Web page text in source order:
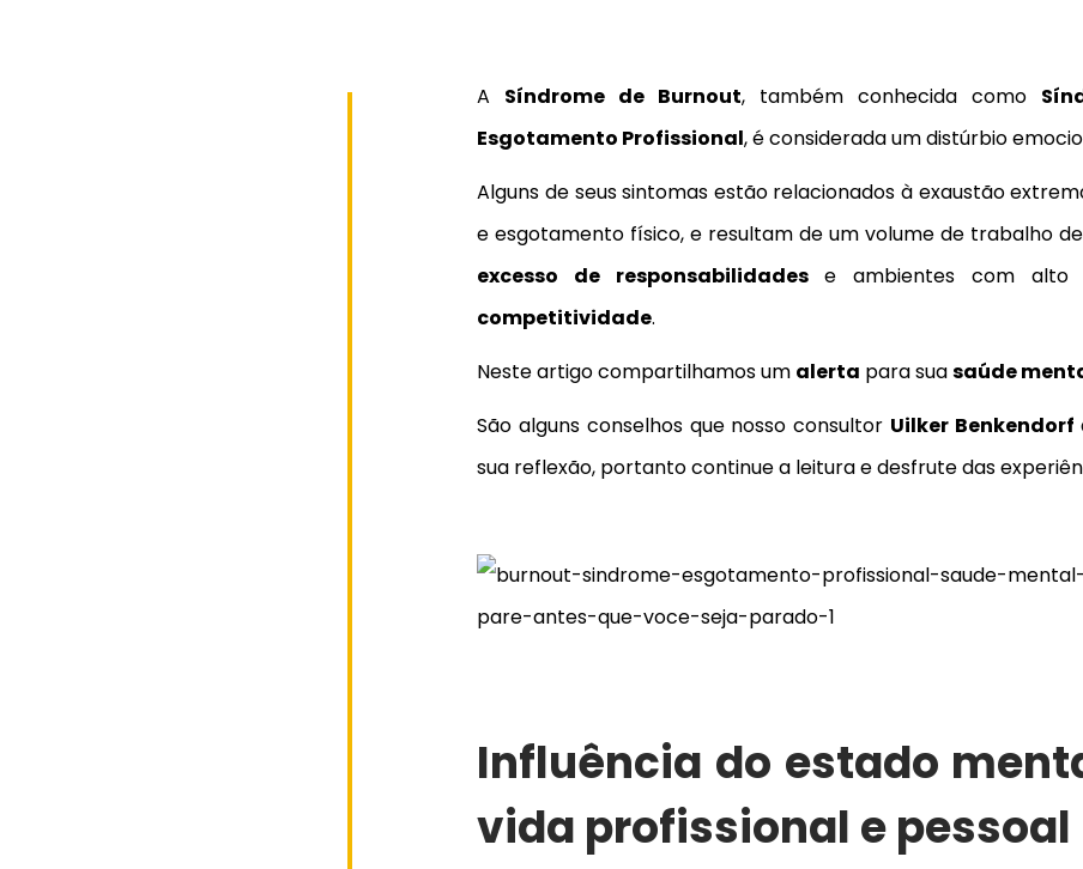
A Síndrome de Burnout, também conhecida como
Esgotamento Profissional, é considerada um distúrbio
Alguns de seus sintomas estão relacionados à exaustão
e esgotamento físico,e resultam de um volume de trabalho
excesso deresponsabilidadeseambientes com alto
competitividade.
Neste artigo compartilhamos um alerta para suasaúde
São alguns conselhos que nosso consultor Uilker Benkendorf
sua reflexão, portantocontinue a leitura e desfrute das
Influência do estado
vida profissional e pessoal